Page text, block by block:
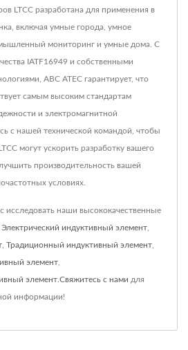
LTCC разработана для применения в
включая умные города, умное
мониторинг и умные дома. С
IATF16949 и собственными
ABC ATEC гарантирует, что
самым высоким стандартам
и электромагнитной
с нашей технической командой, чтобы
могут ускорить разработку вашего
производительность вашей
условиях.
исследовать наши высококачественные
Электрический индуктивный элемент,
, Традиционный индуктивный элемент,
элемент,
элемент.Свяжитесь с нами для
информации!